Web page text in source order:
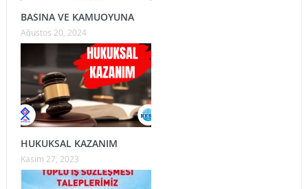
BASINA VE KAMUOYUNA
Ağustos 20, 2024
HUKUKSAL KAZANIM
Kasım 27, 2023